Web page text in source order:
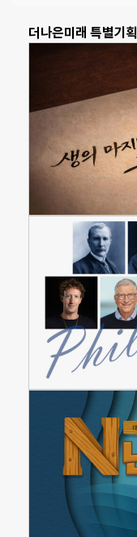
더나은미래 특별기획